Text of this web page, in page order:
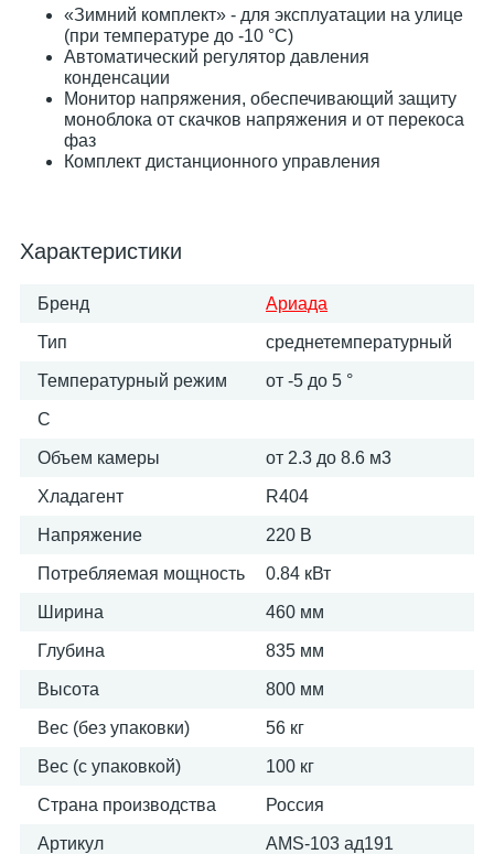
«Зимний комплект» - для эксплуатации на улице
(при температуре до -10 °С)
Автоматический регулятор давления
конденсации
Монитор напряжения, обеспечивающий защиту
моноблока от скачков напряжения и от перекоса
фаз
Комплект дистанционного управления
Характеристики
Бренд Ариада
Тип среднетемпературный
Температурный режим от -5 до 5 °
C
Объем камеры от 2.3 до 8.6 м​3
Хладагент R404
Напряжение 220 В
Потребляемая мощность 0.84 кВт
Ширина 460 мм
Глубина 835 мм
Высота 800 мм
Вес (без упаковки) 56 кг
Вес (с упаковкой) 100 кг
Страна производства Россия
Артикул AMS-103 ад191